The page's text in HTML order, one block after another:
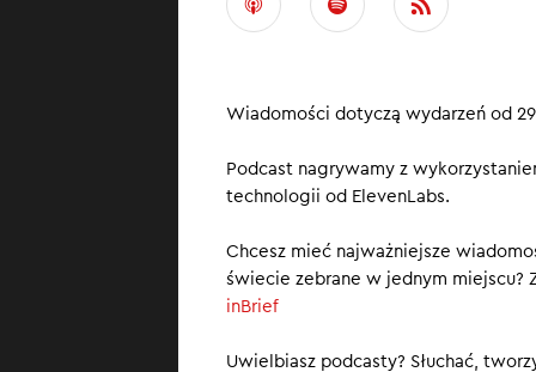
NATO ma
Wiadomości dotyczą wydarzeń od
Podcast nagrywamy z
technologii od ElevenLabs.
Chcesz mieć najważniejsze
świecie zebrane w jednym miejscu?
inBrief
Uwielbiasz podcasty? Słuchać,